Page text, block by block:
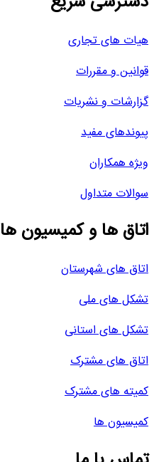
هیات های تجاری
قوانین و مقررات
گزارشات و نشریات
پیوندهای مفید
ویژه همکاران
سوالات متداول
اتاق ها و کمیسیون ها
اتاق های شهرستان
تشکل های ملی
تشکل های استانی
اتاق های مشترک
کمیته های مشترک
کمیسیون ها